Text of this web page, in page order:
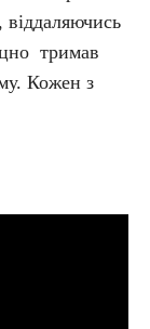
тримав
Кожен з